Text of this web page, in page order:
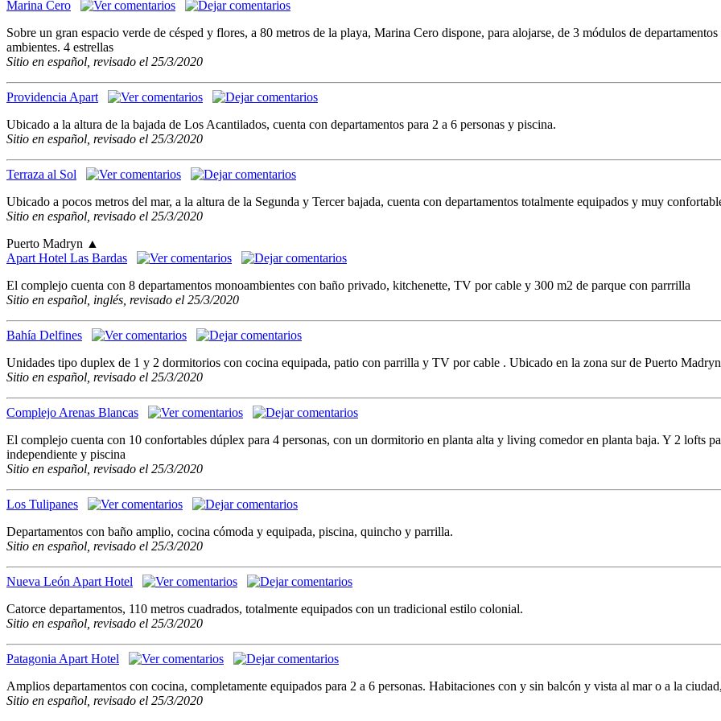
Marina Cero
Sobre un gran espacio verde de césped y flores, a 80 metros de la playa, Marina Cero dispone, para alojarse, de 3 módulos de
ambientes. 4 estrellas
Sitio en español, revisado el 25/3/2020
Providencia Apart
Ubicado a la altura de la bajada de Los Acantilados, cuenta con departamentos para 2 a 6 personas y piscina.
Sitio en español, revisado el 25/3/2020
Terraza al Sol
Ubicado a pocos metros del mar, a la altura de la Segunda y Tercer bajada, cuenta con departamentos totalmente equipados y muy
Sitio en español, revisado el 25/3/2020
Puerto Madryn ▲
Apart Hotel Las Bardas
El complejo cuenta con 8 departamentos monoambientes con baño privado, kitchenette, TV por cable y 300 m2 de parque con parrrilla
Sitio en español, inglés, revisado el 25/3/2020
Bahía Delfines
Unidades tipo duplex de 1 y 2 dormitorios con cocina equipada, patio con parrilla y TV por cable . Ubicado en la zona sur de Puerto
Sitio en español, revisado el 25/3/2020
Complejo Arenas Blancas
El complejo cuenta con 10 confortables dúplex para 4 personas, con un dormitorio en planta alta y living comedor en planta baja. Y 2 lofts
independiente y piscina
Sitio en español, revisado el 25/3/2020
Los Tulipanes
Departamentos con baño amplio, cocina cómoda y equipada, piscina, quincho y parrilla.
Sitio en español, revisado el 25/3/2020
Nueva León Apart Hotel
Catorce departamentos, 110 metros cuadrados, totalmente equipados con un tradicional estilo colonial.
Sitio en español, revisado el 25/3/2020
Patagonia Apart Hotel
Amplios departamentos con cocina, completamente equipados para 2 a 6 personas. Habitaciones con y sin balcón y vista al mar o a la
Sitio en español, revisado el 25/3/2020